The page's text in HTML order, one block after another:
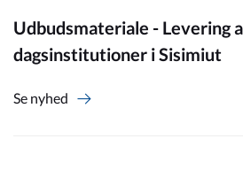
Udbudsmateriale - Levering
dagsinstitutioner i Sisimiut
Se nyhed